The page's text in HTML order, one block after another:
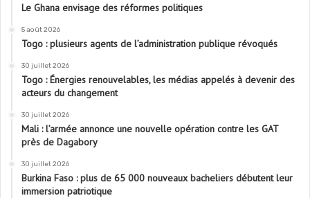
Le Ghana envisage des réformes politiques
5 août 2026
Togo : plusieurs agents de l’administration publique révoqués
30 juillet 2026
Togo : Énergies renouvelables, les médias appelés à devenir des
acteurs du changement
30 juillet 2026
Mali : l’armée annonce une nouvelle opération contre les GAT
près de Dagabory
30 juillet 2026
Burkina Faso : plus de 65 000 nouveaux bacheliers débutent leur
immersion patriotique